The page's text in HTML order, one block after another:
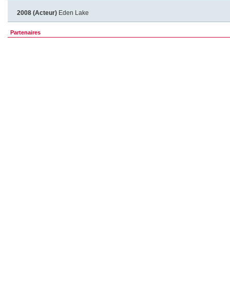
2008 (Acteur) Eden Lake
Partenaires